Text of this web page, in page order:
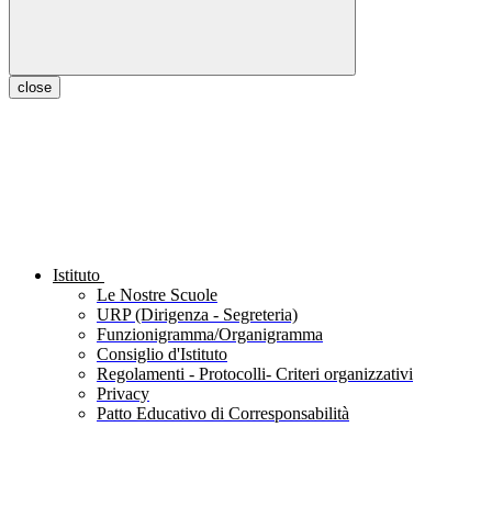
close
Istituto
Le Nostre Scuole
URP (Dirigenza - Segreteria)
Funzionigramma/Organigramma
Consiglio d'Istituto
Regolamenti - Protocolli- Criteri organizzativi
Privacy
Patto Educativo di Corresponsabilità